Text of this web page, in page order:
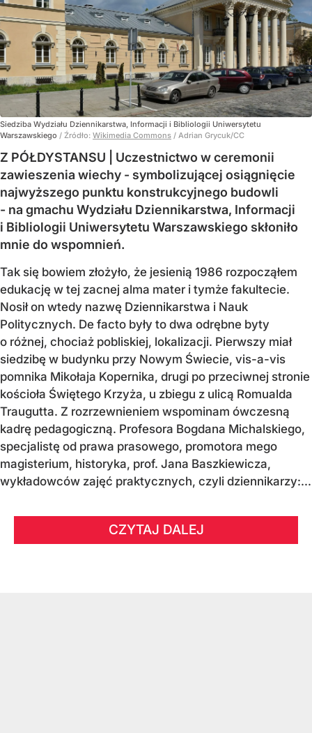
Siedziba Wydziału Dziennikarstwa, Informacji i Bibliologii Uniwersytetu
Warszawskiego / Źródło: Wikimedia Commons / Adrian Grycuk/CC
Z PÓŁDYSTANSU | Uczestnictwo w ceremonii
zawieszenia wiechy - symbolizującej osiągnięcie
najwyższego punktu konstrukcyjnego budowli
- na gmachu Wydziału Dziennikarstwa, Informacji
i Bibliologii Uniwersytetu Warszawskiego skłoniło
mnie do wspomnień.
Tak się bowiem złożyło, że jesienią 1986 rozpocząłem
edukację w tej zacnej alma mater i tymże fakultecie.
Nosił on wtedy nazwę Dziennikarstwa i Nauk
Politycznych. De facto były to dwa odrębne byty
o różnej, chociaż pobliskiej, lokalizacji. Pierwszy miał
siedzibę w budynku przy Nowym Świecie, vis-a-vis
pomnika Mikołaja Kopernika, drugi po przeciwnej stronie
kościoła Świętego Krzyża, u zbiegu z ulicą Romualda
Traugutta. Z rozrzewnieniem wspominam ówczesną
kadrę pedagogiczną. Profesora Bogdana Michalskiego,
specjalistę od prawa prasowego, promotora mego
magisterium, historyka, prof. Jana Baszkiewicza,
wykładowców zajęć praktycznych, czyli dziennikarzy:...
CZYTAJ DALEJ